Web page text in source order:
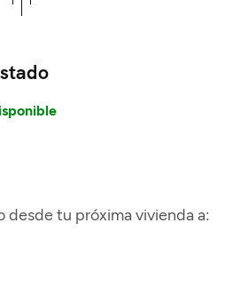
desde tu próxima vivienda a: